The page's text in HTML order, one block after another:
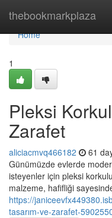
thebookmarkplaza
Home
Home
1
Pleksi
Zarafet
aliciacmvq466182 61
Günümüzde evlerde
isteyenler için pleksi
malzeme, hafifliği
https://
tasarım-ve-zarafet-